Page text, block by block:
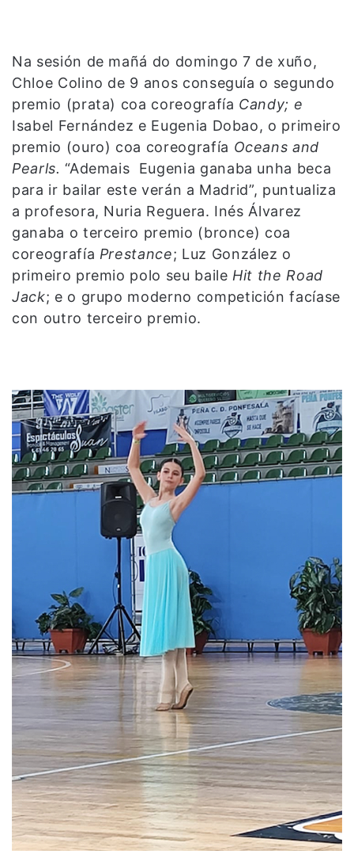
Na sesión de mañá do domingo 7 de xuño,
Chloe Colino de 9 anos conseguía o segundo
premio (prata) coa coreografía Candy; e
Isabel Fernández e Eugenia Dobao, o primeiro
premio (ouro) coa coreografía Oceans and
Pearls.“Ademais Eugenia ganaba unha beca
para ir bailar este verán a Madrid”, puntualiza
a profesora, Nuria Reguera. Inés Álvarez
ganaba o terceiro premio (bronce) coa
coreografía Prestance; Luz González o
primeiro premio polo seu baile Hit the Road
Jack; e o grupo moderno competición facíase
con outro terceiro premio.